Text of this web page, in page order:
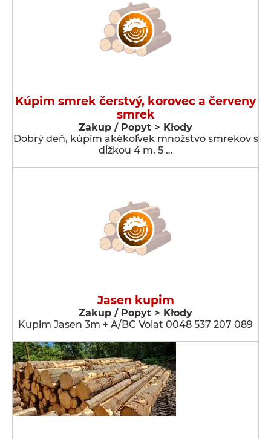
Kúpim smrek čerstvý, korovec a červeny
smrek
Zakup / Popyt > Kłody
Dobrý deň, kúpim akékoľvek množstvo smrekov s
dĺžkou 4 m, 5 …
Jasen kupim
Zakup / Popyt > Kłody
Kupim Jasen 3m + A/BC Volat 0048 537 207 089